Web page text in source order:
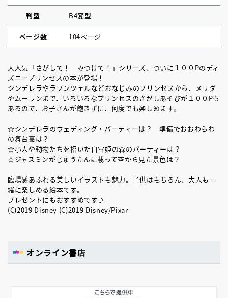
判型 B4変型
ページ数 104ページ
大人気「さがして！ みつけて！」シリーズ、ついに１００Pのディ
ズニープリンセスの本が登場！
シンデレラやラプンツェルなどおなじみのプリンセスから、メリダ
やムーランまで、いろいろなプリンセスのさがしあそびが１００Pも
あるので、お子さんが飽きずに、何度でも楽しめます。
☆シンデレラのウェディング・パーティーは？ 準備でおおわらわ
の舞台裏は？
☆小人や動物たちを招いた白雪姫の森のパーティーは？
☆ジャスミンがじゅうたんに載って空から見た景色は？
臨場感あふれる美しいイラストも魅力。子供はもちろん、大人も一
緒に楽しめる絵本です。
プレゼントにもおすすめです♪
(C)2019 Disney (C)2019 Disney/Pixar
オンライン書店